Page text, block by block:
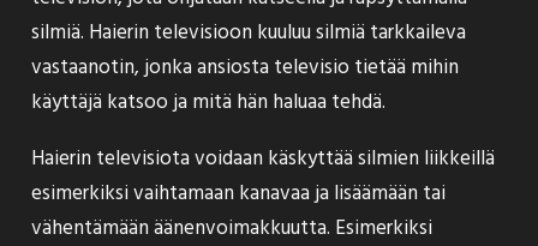
silmiä. Haierin televisioon kuuluu silmiä tarkkaileva
vastaanotin, jonka ansiosta televisio tietää mihin
käyttäjä katsoo ja mitä hän haluaa tehdä.
Haierin televisiota voidaan käskyttää silmien liikkeillä
esimerkiksi vaihtamaan kanavaa ja lisäämään tai
vähentämään äänenvoimakkuutta. Esimerkiksi